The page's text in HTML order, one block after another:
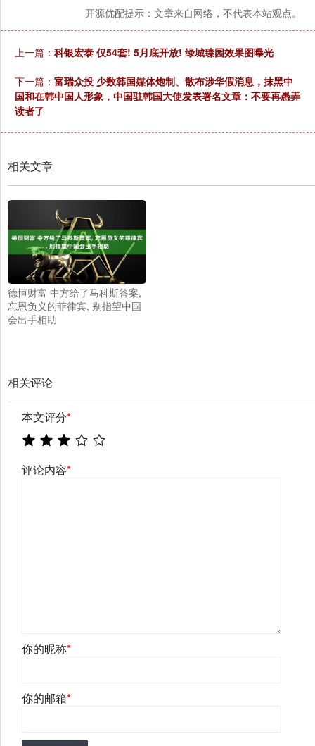
开源优配提示：文章来自网络，不代表本站观点。
上一篇： 科银宏泰 仅54套! 5月底开放! 绿城臻园效果图曝光
下一篇： 富瑞众投 少数韩国媒体炮制、散布涉华假消息，抹黑中
国和在韩中国人形象，中国驻韩国大使发表署名文章：不要再愚弄
读者了
相关文章
德恒财富 中方给了马科斯答案,
忘恩负义的菲律宾, 别指望中国
会出手相助
相关评论
本文评分*
评论内容*
你的昵称*
你的邮箱*